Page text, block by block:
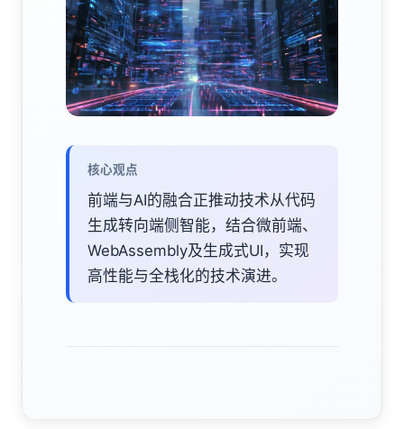
核心观点
前端与AI的融合正推动技术从代码
生成转向端侧智能，结合微前端、
WebAssembly及生成式UI，实现
高性能与全栈化的技术演进。